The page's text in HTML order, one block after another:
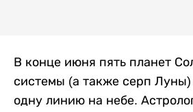
В конце июня пять планет
системы (а также серп Луны)
одну линию на небе.